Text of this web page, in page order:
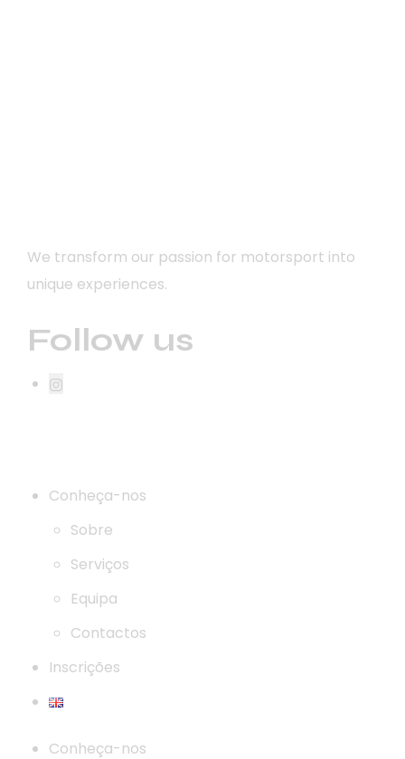
We transform our passion for motorsport into
unique experiences.
Follow us
Conheça-nos
Sobre
Serviços
Equipa
Contactos
Inscrições
Conheça-nos